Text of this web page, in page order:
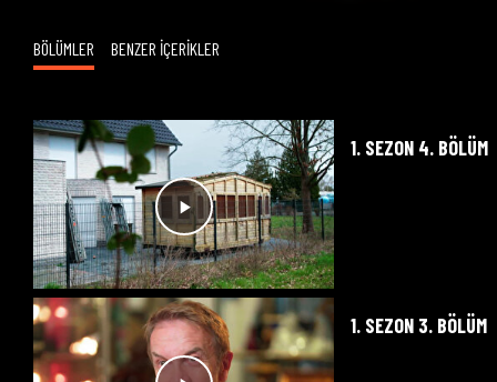
BÖLÜMLER BENZER İÇERİKLER
1. SEZON 4. BÖLÜM
1. SEZON 3. BÖLÜM